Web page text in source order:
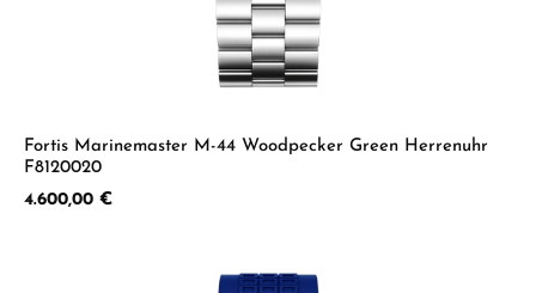
Fortis Marinemaster M-44 Woodpecker Green Herrenuhr
F8120020
Regulärer Preis:
4.600,00 €